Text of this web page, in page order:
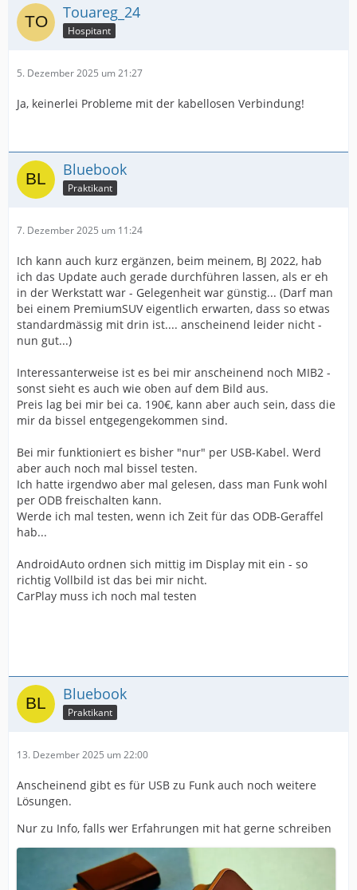
Touareg_24
Hospitant
5. Dezember 2025 um 21:27
Ja, keinerlei Probleme mit der kabellosen Verbindung!
Bluebook
Praktikant
7. Dezember 2025 um 11:24
Ich kann auch kurz ergänzen, beim meinem, BJ 2022, hab
ich das Update auch gerade durchführen lassen, als er eh
in der Werkstatt war - Gelegenheit war günstig... (Darf man
bei einem PremiumSUV eigentlich erwarten, dass so etwas
standardmässig mit drin ist.... anscheinend leider nicht -
nun gut...)
Interessanterweise ist es bei mir anscheinend noch MIB2 -
sonst sieht es auch wie oben auf dem Bild aus.
Preis lag bei mir bei ca. 190€, kann aber auch sein, dass die
mir da bissel entgegengekommen sind.
Bei mir funktioniert es bisher "nur" per USB-Kabel. Werd
aber auch noch mal bissel testen.
Ich hatte irgendwo aber mal gelesen, dass man Funk wohl
per ODB freischalten kann.
Werde ich mal testen, wenn ich Zeit für das ODB-Geraffel
hab...
AndroidAuto ordnen sich mittig im Display mit ein - so
richtig Vollbild ist das bei mir nicht.
CarPlay muss ich noch mal testen
Bluebook
Praktikant
13. Dezember 2025 um 22:00
Anscheinend gibt es für USB zu Funk auch noch weitere
Lösungen.
Nur zu Info, falls wer Erfahrungen mit hat gerne schreiben